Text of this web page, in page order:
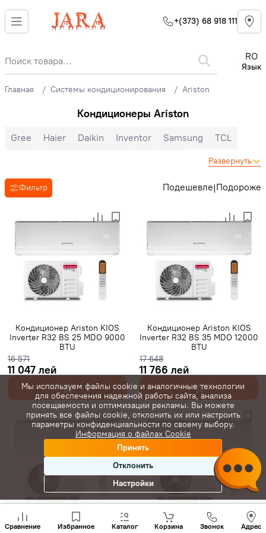
+(373) 68 918 111
RO
Язык
Главная Системы кондиционирования Ariston
Кондиционеры Ariston
Gree Haier Daikin Inventor Samsung
TCL
Cooper&Hunter
Hyundai Auratsu
Candy
Zanussi
Energolux
Royal Clima
Ariston Зима-лето
Инверторные
Gree инверторные
Класс A+++
7000 BTU
9000 BTU
12000 BTU 16000 BTU
18000 BTU
40 м²
45 м² 50 м² 60 м² 65 м² 70 м²
80 м²
С Wi-Fi
Развернуть
Фильтр Подешевле|Подороже
Кондиционер Ariston KIOS
Inverter R32 BS 25 MDO 9000
BTU
16 571
11 047 лей
Кондиционер Ariston KIOS
Inverter R32 BS 35 MDO 12000
BTU
17 648
11 766 лей
Кондиционер Ariston KIOS
Кондиционер Ariston KIOS
Сравнение Избранное Каталог Корзина Звонок Адрес
нам
+(373)
Мы используем файлы cookie и аналогичные технологии
для обеспечения надежной работы сайта, анализа
посещаемости и оптимизации рекламы. Вы можете
принять все файлы cookie, отклонить их или настроить
параметры конфиденциальности по своему выбору.
Информация о файлах Cookie
Принять
Отклонить
Настройки